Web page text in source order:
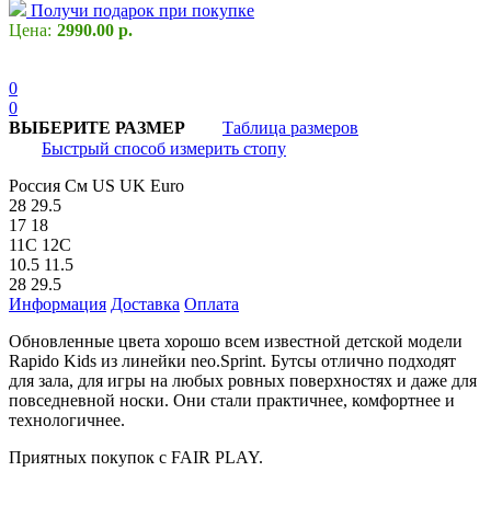
Получи подарок при покупке
Цена: 2990.00 р.
0
0
ВЫБЕРИТЕ РАЗМЕР
Таблица размеров
Быстрый способ измерить стопу
Россия См US UK Euro
28 29.5
17 18
11C 12C
10.5 11.5
28 29.5
Информация Доставка Оплата
Обновленные цвета хорошо всем известной детской модели
Rapido Kids из линейки neo.Sprint. Бутсы отлично подходят
для зала, для игры на любых ровных поверхностях и даже для
повседневной носки. Они стали практичнее, комфортнее и
технологичнее.
Приятных покупок с FAIR PLAY.